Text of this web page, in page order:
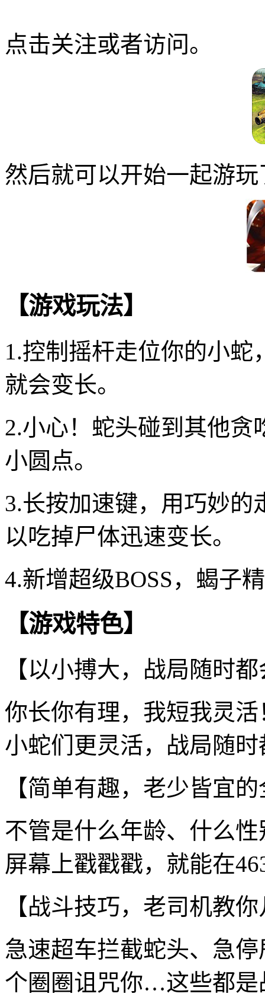
点击关注或者访问。
然后就可以开始一起游玩
【游戏玩法】
1.控制摇杆走位你的小
就会变长。
2.小心！蛇头碰到其他
小圆点。
3.长按加速键，用巧妙
以吃掉尸体迅速变长。
4.新增超级BOSS，蝎子
【游戏特色】
【以小搏大，战局随时
你长你有理，我短我灵
小蛇们更灵活，战局随
【简单有趣，老少皆宜
不管是什么年龄、什么
屏幕上戳戳戳，就能在
【战斗技巧，老司机教
急速超车拦截蛇头、急
个圈圈诅咒你…这些都是